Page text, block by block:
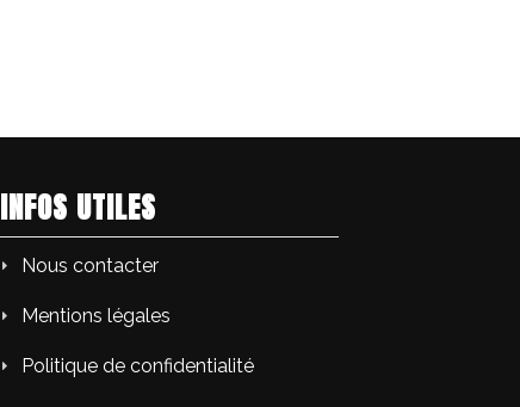
INFOS UTILES
Nous contacter
Mentions légales
Politique de confidentialité